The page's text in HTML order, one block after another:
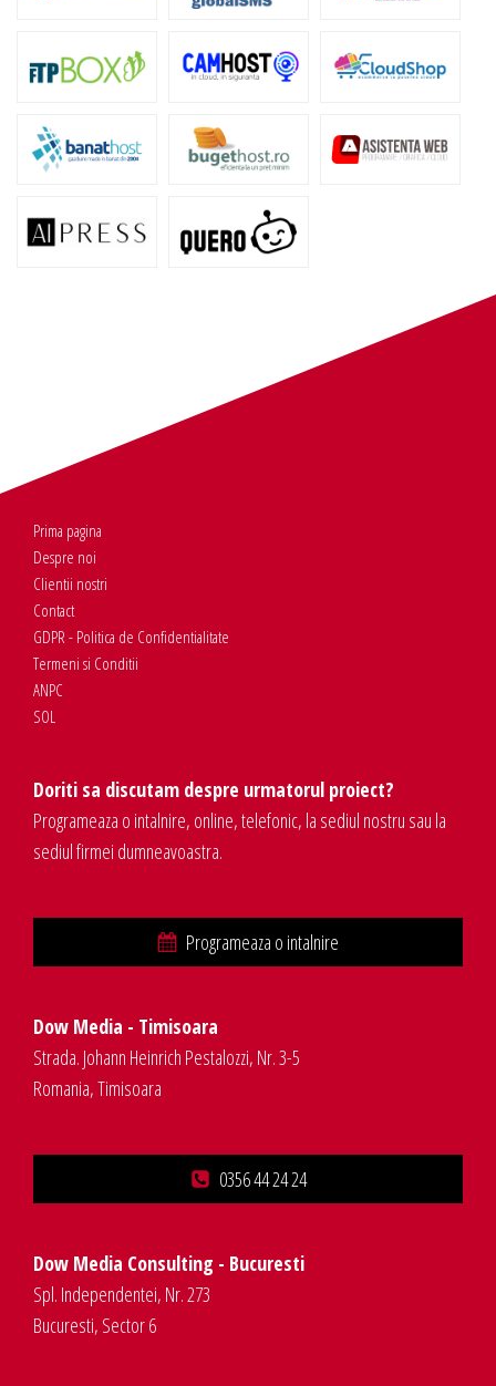
Prima pagina
Despre noi
Clientii nostri
Contact
GDPR - Politica de Confidentialitate
Termeni si Conditii
ANPC
SOL
Doriti sa discutam despre urmatorul proiect?
Programeaza o intalnire, online, telefonic, la sediul nostru sau la
sediul firmei dumneavoastra.
Programeaza o intalnire
Dow Media - Timisoara
Strada. Johann Heinrich Pestalozzi, Nr. 3-5
Romania, Timisoara
0356 44 24 24
Dow Media Consulting - Bucuresti
Spl. Independentei, Nr. 273
Bucuresti, Sector 6